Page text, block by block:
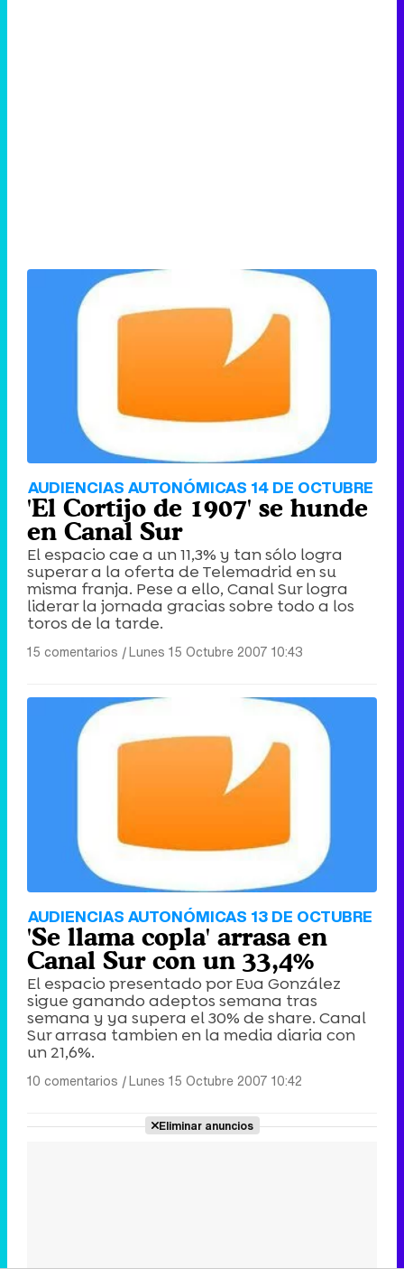
AUDIENCIAS AUTONÓMICAS 14 DE OCTUBRE
'El Cortijo de 1907' se hunde
en Canal Sur
El espacio cae a un 11,3% y tan sólo logra
superar a la oferta de Telemadrid en su
misma franja. Pese a ello, Canal Sur logra
liderar la jornada gracias sobre todo a los
toros de la tarde.
15 comentarios |Lunes 15 Octubre 2007 10:43
AUDIENCIAS AUTONÓMICAS 13 DE OCTUBRE
'Se llama copla' arrasa en
Canal Sur con un 33,4%
El espacio presentado por Eva González
sigue ganando adeptos semana tras
semana y ya supera el 30% de share. Canal
Sur arrasa tambien en la media diaria con
un 21,6%.
10 comentarios |Lunes 15 Octubre 2007 10:42
Eliminar anuncios